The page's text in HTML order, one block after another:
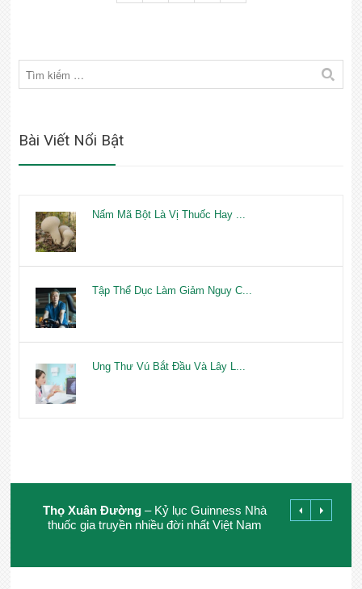
Bài Viết Nổi Bật
Nấm Mã Bột Là Vị Thuốc Hay ...
Tập Thể Dục Làm Giảm Nguy C...
Ung Thư Vú Bắt Đầu Và Lây L...
Thọ Xuân Đường– Kỷ lục Guinness Nhà
thuốc gia truyền nhiều đời nhất Việt Nam